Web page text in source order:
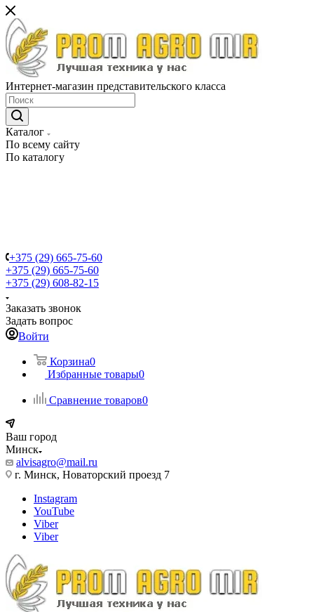
Интернет-магазин представительского класса
Каталог
По всему сайту
По каталогу
+375 (29) 665-75-60
+375 (29) 665-75-60
+375 (29) 608-82-15
Заказать звонок
Задать вопрос
Войти
Корзина0
Избранные товары0
Сравнение товаров0
Ваш город
Минск
alvisagro@mail.ru
г. Минск, Новаторский проезд 7
Instagram
YouTube
Viber
Viber